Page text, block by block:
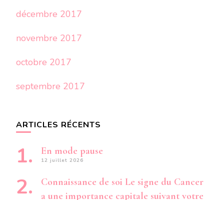
décembre 2017
novembre 2017
octobre 2017
septembre 2017
ARTICLES RÉCENTS
En mode pause
12 juillet 2026
Connaissance de soi Le signe du Cancer
a une importance capitale suivant votre